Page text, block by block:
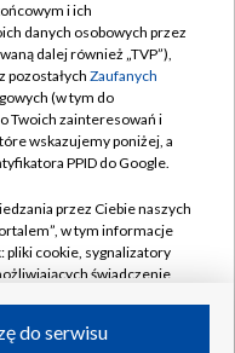
i ich
danych osobowych przez
dalej również „TVP”),
pozostałych Zaufanych
(w tym do
Twoich zainteresowań i
wskazujemy poniżej, a
PPID do Google.
przez Ciebie naszych
w tym informacje
pliki cookie, sygnalizatory
świadczenie
do serwisu